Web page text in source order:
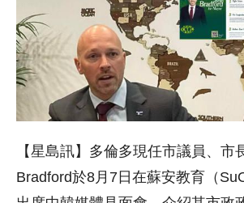
【星島訊】多倫多現任市議員、市
Bradford於8月7日在蘇安教育（